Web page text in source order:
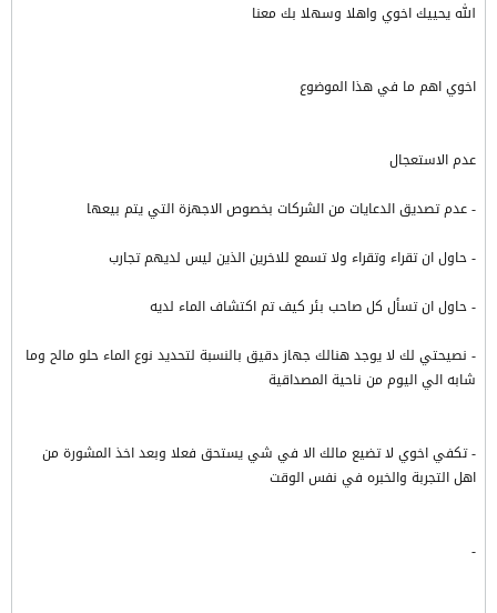
الله يحييك اخوي واهلا وسهلا بك معنا
اخوي اهم ما في هذا الموضوع
عدم الاستعجال
- عدم تصديق الدعايات من الشركات بخصوص الاجهزة التي يتم بيعها
- حاول ان تقراء وتقراء ولا تسمع للاخرين الذين ليس لديهم تجارب
- حاول ان تسأل كل صاحب بئر كيف تم اكتشاف الماء لديه
- نصيحتي لك لا يوجد هنالك جهاز دقيق بالنسبة لتحديد نوع الماء حلو مالح وما
شابه الي اليوم من ناحية المصداقية
- تكفي اخوي لا تضيع مالك الا في شي يستحق فعلا وبعد اخذ المشورة من
اهل التجربة والخبره في نفس الوقت
-